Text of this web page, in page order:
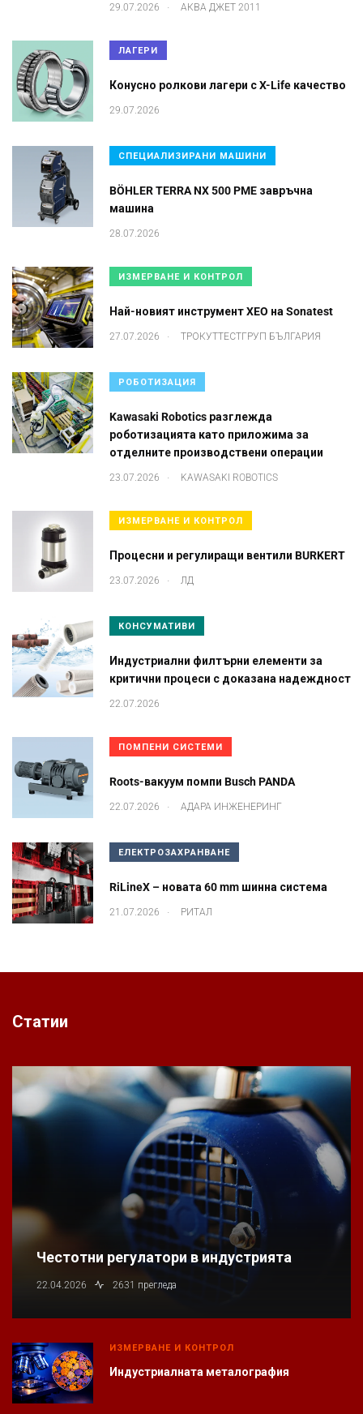
29.07.2026 . АКВА ДЖЕТ 2011
ЛАГЕРИ
Конусно ролкови лагери с X-Life качество
29.07.2026
СПЕЦИАЛИЗИРАНИ МАШИНИ
BÖHLER TERRA NX 500 PME завръчна
машина
28.07.2026
ИЗМЕРВАНЕ И КОНТРОЛ
Най-новият инструмент XEO на Sonatest
27.07.2026 . ТРОКУТТЕСТГРУП БЪЛГАРИЯ
РОБОТИЗАЦИЯ
Kawasaki Robotics разглежда
роботизацията като приложима за
отделните производствени операции
23.07.2026 . KAWASAKI ROBOTICS
ИЗМЕРВАНЕ И КОНТРОЛ
Процесни и регулиращи вентили BURKERT
23.07.2026 . ЛД
КОНСУМАТИВИ
Индустриални филтърни елементи за
критични процеси с доказана надеждност
22.07.2026
ПОМПЕНИ СИСТЕМИ
Roots-вакуум помпи Busch PANDA
22.07.2026 . АДАРА ИНЖЕНЕРИНГ
ЕЛЕКТРОЗАХРАНВАНЕ
RiLineX – новата 60 mm шинна система
21.07.2026 . РИТАЛ
Статии
Честотни регулатори в индустрията
22.04.2026 2631 прегледа
ИЗМЕРВАНЕ И КОНТРОЛ
Индустриалната металография